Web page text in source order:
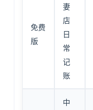
免费
版
妻
店
日
常
记
账
中